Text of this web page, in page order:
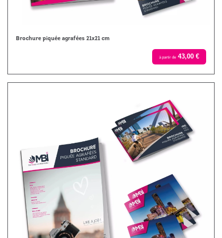
Brochure piquée agrafées 21x21 cm
à partir de 43,00 €